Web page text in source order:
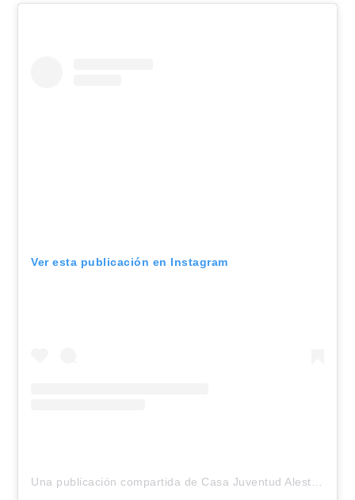
Ver esta publicación en Instagram